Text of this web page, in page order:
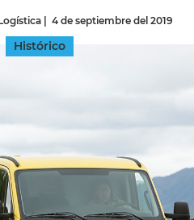
| 4 de septiembre del 2019
Histórico